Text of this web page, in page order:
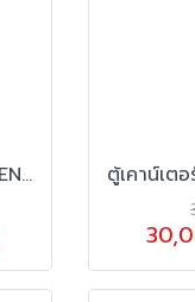
ตู้เคาน์เตอร์ 150 cm. SANDEN รุ่น SCC-1503